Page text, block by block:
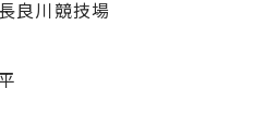
良川競技場